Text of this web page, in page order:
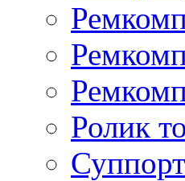
Ролик
Суппорт